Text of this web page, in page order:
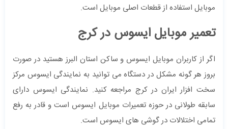
موبایل استفاده از قطعات اصلی موبایل است.
تعمیر موبایل ایسوس در کرج
اگر از کاربران موبایل ایسوس و ساکن استان البرز هستید در صورت
بروز هر گونه مشکل در دستگاه می توانید به نمایندگی ایسوس مرکز
سخت افزار ایران در کرج مراجعه کنید. نمایندگی ایسوس دارای
سابقه طولانی در حوزه تعمیرات موبایل ایسوس است و قادر به رفع
تمامی اختلالات در گوشی های ایسوس است.